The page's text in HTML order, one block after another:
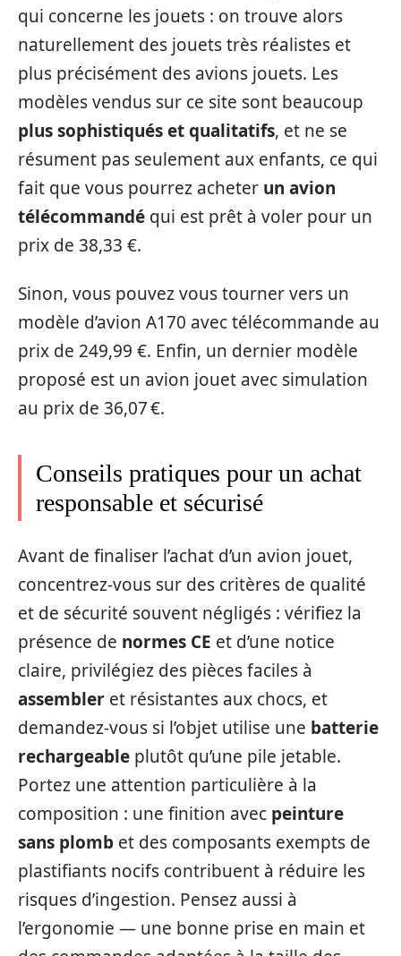
qui concerne les jouets : on trouve alors
naturellement des jouets très réalistes et
plus précisément des avions jouets. Les
modèles vendus sur ce site sont beaucoup
plus sophistiqués et qualitatifs, et ne se
résument pas seulement aux enfants, ce qui
fait que vous pourrez acheter un avion
télécommandé qui est prêt à voler pour un
prix de 38,33 €.
Sinon, vous pouvez vous tourner vers un
modèle d’avion A170 avec télécommande au
prix de 249,99 €. Enfin, un dernier modèle
proposé est un avion jouet avec simulation
au prix de 36,07 €.
Conseils pratiques pour un achat
responsable et sécurisé
Avant de finaliser l’achat d’un avion jouet,
concentrez-vous sur des critères de qualité
et de sécurité souvent négligés : vérifiez la
présence de normes CE et d’une notice
claire, privilégiez des pièces faciles à
assembler et résistantes aux chocs, et
demandez-vous si l’objet utilise une batterie
rechargeable plutôt qu’une pile jetable.
Portez une attention particulière à la
composition : une finition avec peinture
sans plomb et des composants exempts de
plastifiants nocifs contribuent à réduire les
risques d’ingestion. Pensez aussi à
l’ergonomie — une bonne prise en main et